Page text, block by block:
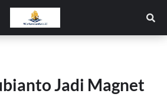
Jadi Magnet